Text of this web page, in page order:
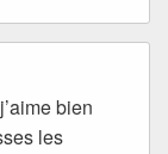
bien
les